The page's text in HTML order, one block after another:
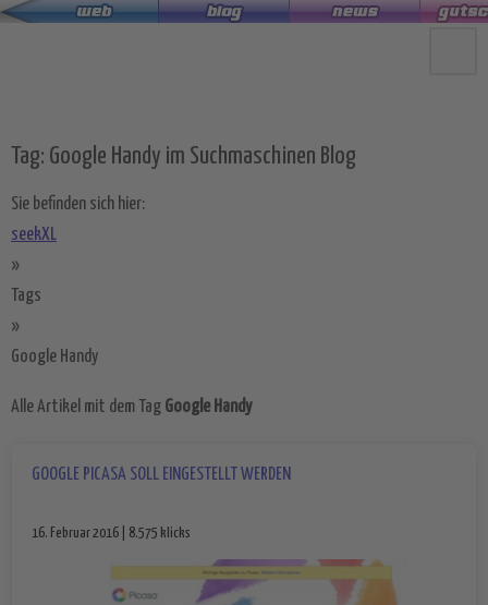
Zum
Tag: Google Handy im Suchmaschinen Blog
Sie befinden sich hier:
seekXL
»
Tags
»
Google Handy
Alle Artikel mit dem Tag Google Handy
GOOGLE PICASA SOLL EINGESTELLT WERDEN
16. Februar 2016 | 8.575 klicks